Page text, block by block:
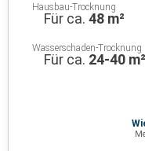
Hausbau-Trocknung
Für ca. 48 m²
Wasserschaden-Trocknung
Für ca. 24-40 m²